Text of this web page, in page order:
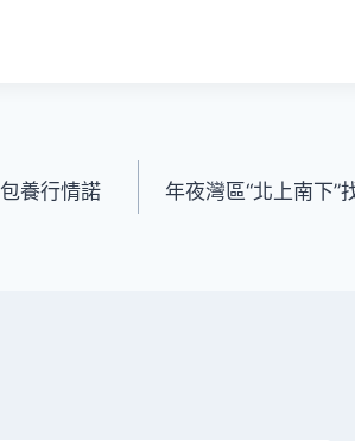
養行情諾
年夜灣區“北上南下”